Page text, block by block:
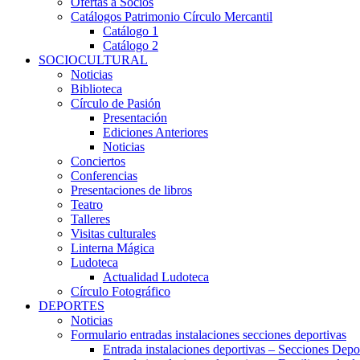
Catálogos Patrimonio Círculo Mercantil
Catálogo 1
Catálogo 2
SOCIOCULTURAL
Noticias
Biblioteca
Círculo de Pasión
Presentación
Ediciones Anteriores
Noticias
Conciertos
Conferencias
Presentaciones de libros
Teatro
Talleres
Visitas culturales
Linterna Mágica
Ludoteca
Actualidad Ludoteca
Círculo Fotográfico
DEPORTES
Noticias
Formulario entradas instalaciones secciones deportivas
Entrada instalaciones deportivas – Secciones